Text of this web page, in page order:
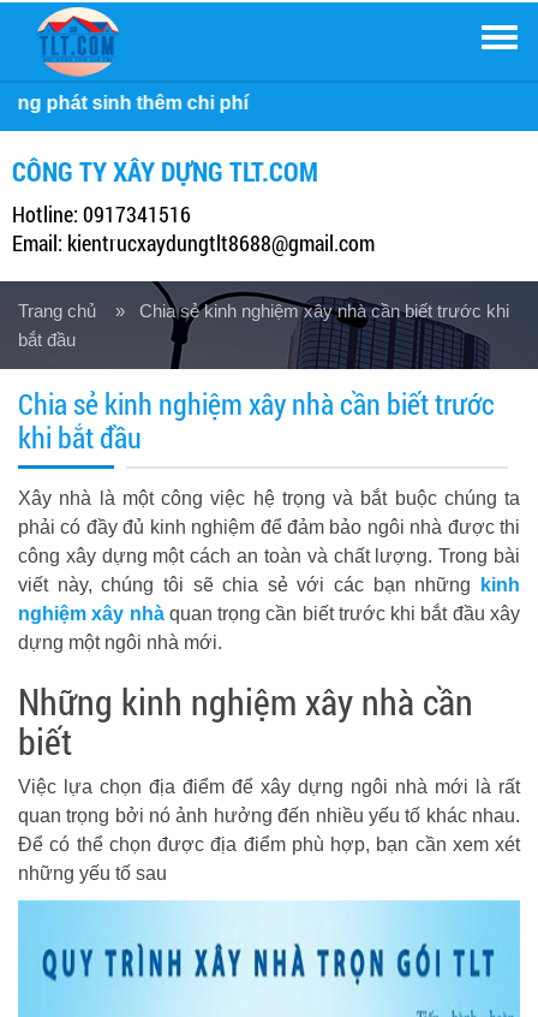
CÔNG TY XÂY DỰNG TLT.COM
Hotline: 0917341516
Email: kientrucxaydungtlt8688@gmail.com
Trang chủ » Chia sẻ kinh nghiệm xây nhà cần biết trước khi
bắt đầu
Chia sẻ kinh nghiệm xây nhà cần biết trước
khi bắt đầu
Xây nhà là một công việc hệ trọng và bắt buộc chúng ta
phải có đầy đủ kinh nghiệm để đảm bảo ngôi nhà được thi
công xây dựng một cách an toàn và chất lượng. Trong bài
viết này, chúng tôi sẽ chia sẻ với các bạn những
kinh
nghiệm xây nhàquan trọng cần biết trước khi bắt đầu xây
dựng một ngôi nhà mới.
Những kinh nghiệm xây nhà cần
biết
Việc lựa chọn địa điểm để xây dựng ngôi nhà mới là rất
quan trọng bởi nó ảnh hưởng đến nhiều yếu tố khác nhau.
Để có thể chọn được địa điểm phù hợp, bạn cần xem xét
những yếu tố sau